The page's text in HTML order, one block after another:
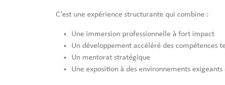
C’est une expérience structurante qui combine :
Une immersion professionnelle à fort impact
Un développement accéléré des compétences
Un mentorat stratégique
Une exposition à des environnements